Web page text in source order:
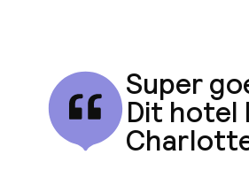
Super
Dit hotel